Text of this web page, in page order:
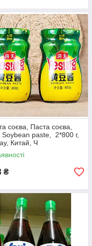
соєва, Паста соєва,
Soybean paste, 2*800 г,
Китай, Ч
₴